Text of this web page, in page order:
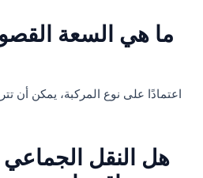
ما هي السعة
هل النقل الجماعي